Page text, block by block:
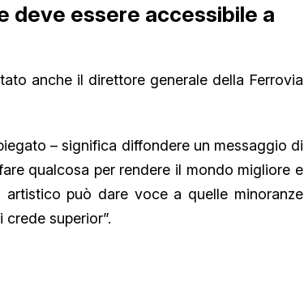
deve essere accessibile a
anche il direttore generale della Ferrovia
– significa diffondere un messaggio di
qualcosa per rendere il mondo migliore e
può dare voce a quelle minoranze
superior”.